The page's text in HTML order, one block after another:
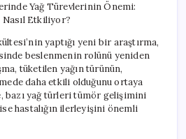
Hastalığın
Etkiliyor?
için
yaptığı yeni bir araştırma,
beslenmenin rolünü yeniden
tüketilen yağın türünün,
daha etkili olduğunu ortaya
bazı yağ türleri tümör gelişimini
hastalığın ilerleyişini önemli